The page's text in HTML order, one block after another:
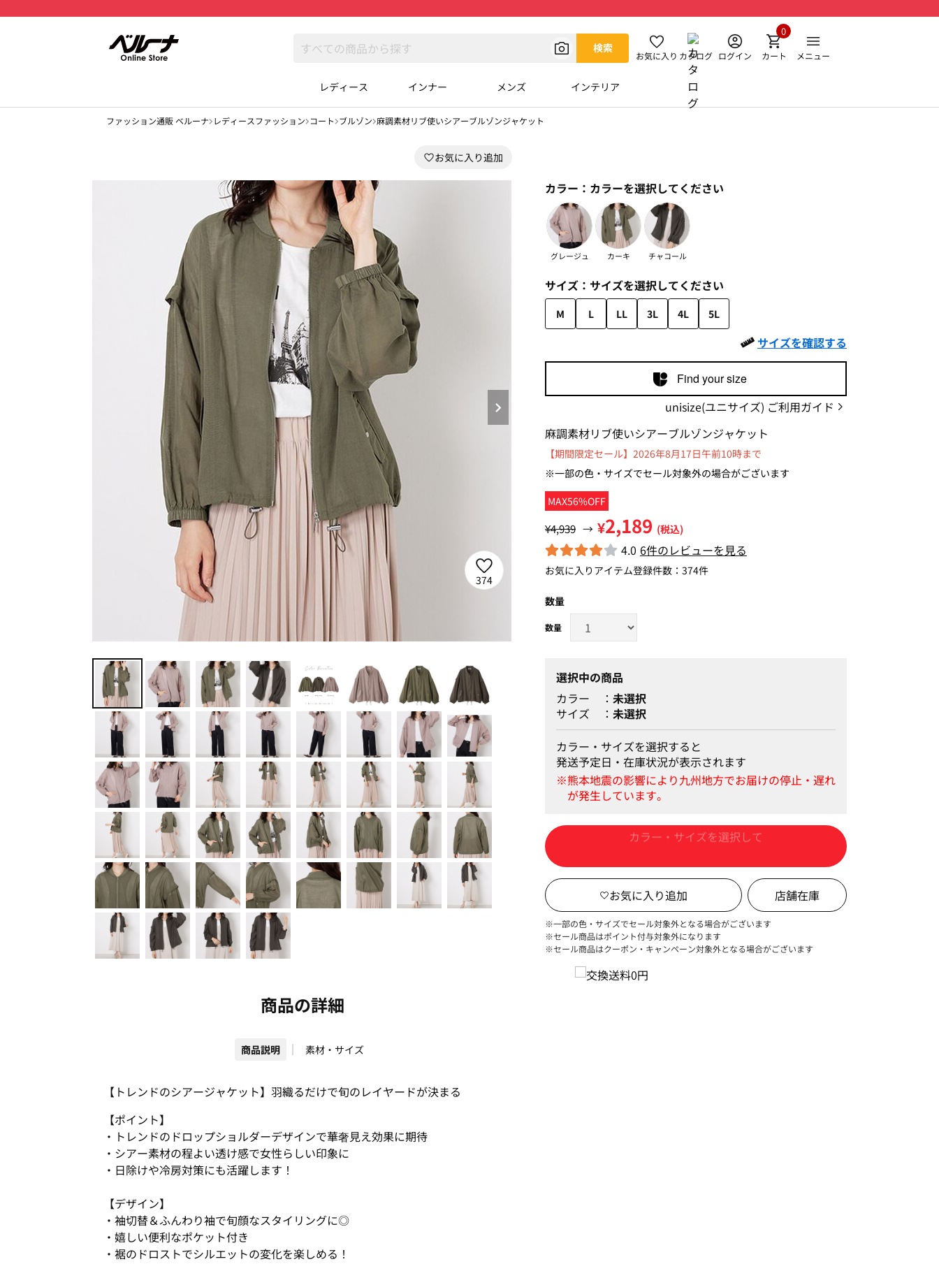
検索
お気に入り カタログ ログイン カート
0
メニュー
レディース インナー メンズ インテリア
ファッション通販 ベルーナ レディースファッション コート ブルゾン 麻調素材リブ使いシアーブルゾンジャケット
374
商品の詳細
商品説明 素材・サイズ
【トレンドのシアージャケット】羽織るだけで旬のレイヤードが決まる
【ポイント】
・トレンドのドロップショルダーデザインで華奢見え効果に期待
・シアー素材の程よい透け感で女性らしい印象に
・日除けや冷房対策にも活躍します！
【デザイン】
・袖切替＆ふんわり袖で旬顔なスタイリングに◎
・嬉しい便利なポケット付き
・裾のドロストでシルエットの変化を楽しめる！
カラー： カラーを選択してください
グレージュ カーキ チャコール
サイズ： サイズを選択してください
M L LL 3L 4L 5L
サイズを確認する
Find your size
unisize(ユニサイズ) ご利用ガイド
麻調素材リブ使いシアーブルゾンジャケット
MAX56%OFF
【期間限定セール】2026年8月17日午前10時まで
※一部の色・サイズでセール対象外の場合がございます
¥4,939 → ¥2,189 (税込)
4.0 6件のレビューを見る
お気に入りアイテム登録件数： 374件
数量
選択中の商品
カラー
未選択
サイズ
未選択
カラー・サイズを選択すると
発送予定日・在庫状況が表示されます
カートに入れる
店舗在庫
※一部の色・サイズでセール対象外となる場合がございます
※セール商品はポイント付与対象外になります
※セール商品はクーポン・キャンペーン対象外となる場合がございます